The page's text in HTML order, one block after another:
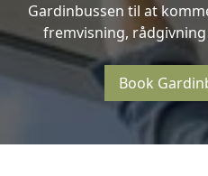
Gardinbussen til at
fremvisning,
Book